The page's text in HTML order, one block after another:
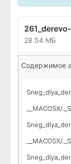
28.54 МБ
Содержимое
__MACOSX/
__MACOSX/